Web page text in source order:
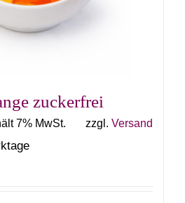
zuckerfrei
7% MwSt. zzgl. Versand